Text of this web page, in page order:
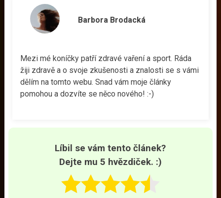
Barbora Brodacká
Mezi mé koníčky patří zdravé vaření a sport. Ráda
žiji zdravě a o svoje zkušenosti a znalosti se s vámi
dělím na tomto webu. Snad vám moje články
pomohou a dozvíte se něco nového! :-)
Líbil se vám tento článek?
Dejte mu 5 hvězdiček. :)